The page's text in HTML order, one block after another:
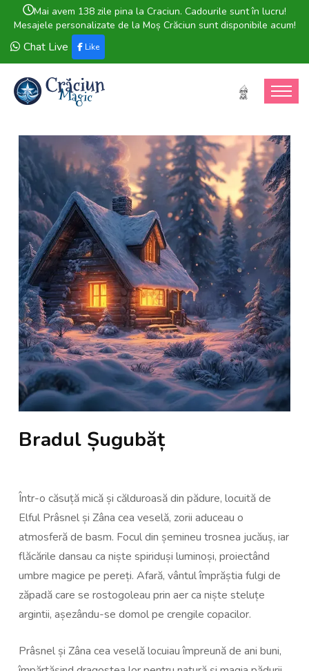
Mai avem 138 zile pina la Craciun. Cadourile sunt în lucru!
Mesajele personalizate de la Moș Crăciun sunt disponibile acum!
Chat Live Like
Bradul Șugubăț
Într-o căsuță mică și călduroasă din pădure, locuită de
Elful Prâsnel și Zâna cea veselă, zorii aduceau o
atmosferă de basm. Focul din șemineu trosnea jucăuș, iar
flăcările dansau ca niște spiriduși luminoși, proiectând
umbre magice pe pereți. Afară, vântul împrăștia fulgi de
zăpadă care se rostogoleau prin aer ca niște steluțe
argintii, așezându-se domol pe crengile copacilor.
Prâsnel și Zâna cea veselă locuiau împreună de ani buni,